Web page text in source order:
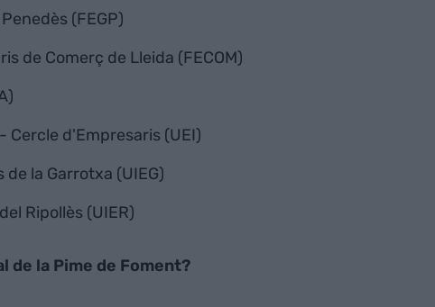
(FEGP)
de Comerç de Lleida (FECOM)
d'Empresaris (UEI)
la Garrotxa (UIEG)
Ripollès (UIER)
de la Pime de Foment?